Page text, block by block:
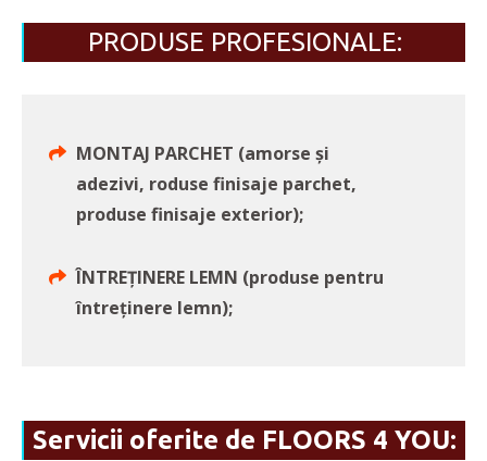
PRODUSE PROFESIONALE:
MONTAJ PARCHET (amorse și
adezivi, roduse finisaje parchet,
produse finisaje exterior);
ÎNTREȚINERE LEMN (produse pentru
întreținere lemn);
Servicii oferite de FLOORS 4 YOU: